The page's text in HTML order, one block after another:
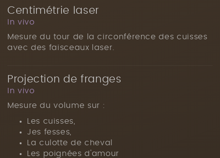
Centimétrie laser
In vivo
Mesure du tour de la circonférence des cuisses
avec des faisceaux laser.
Projection de franges
In vivo
Mesure du volume sur :
Les cuisses,
Jes fesses,
La culotte de cheval
Les poignées d'amour